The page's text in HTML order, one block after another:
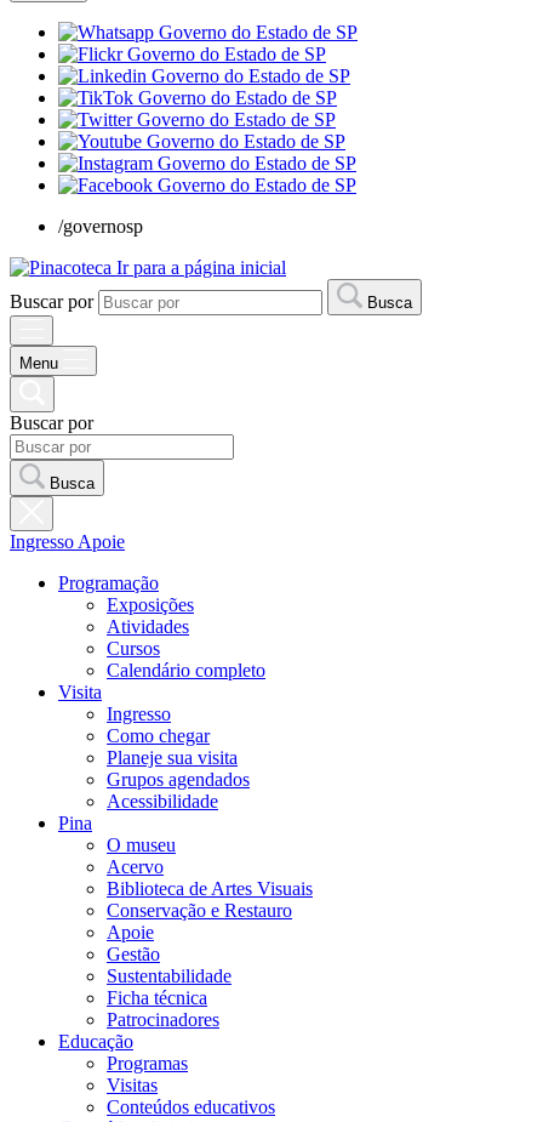
/governosp
Ir para a página inicial
Buscar por
Busca
Menu
Buscar por
Busca
Ingresso Apoie
Programação
Exposições
Atividades
Cursos
Calendário completo
Visita
Ingresso
Como chegar
Planeje sua visita
Grupos agendados
Acessibilidade
Pina
O museu
Acervo
Biblioteca de Artes Visuais
Conservação e Restauro
Apoie
Gestão
Sustentabilidade
Ficha técnica
Patrocinadores
Educação
Programas
Visitas
Conteúdos educativos​